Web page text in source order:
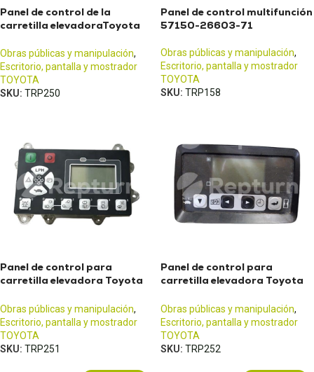
Panel de control de la
carretilla elevadoraToyota
Obras públicas y manipulación,
Escritorio, pantalla y mostrador
TOYOTA
SKU: TRP250
Panel de control multifunción
57150-26603-71
Obras públicas y manipulación,
Escritorio, pantalla y mostrador
TOYOTA
SKU: TRP158
Panel de control para
carretilla elevadora Toyota
8FBMxxx
Obras públicas y manipulación,
Escritorio, pantalla y mostrador
TOYOTA
SKU: TRP251
Panel de control para
carretilla elevadora Toyota
8FBEKTxx
Obras públicas y manipulación,
Escritorio, pantalla y mostrador
TOYOTA
SKU: TRP252